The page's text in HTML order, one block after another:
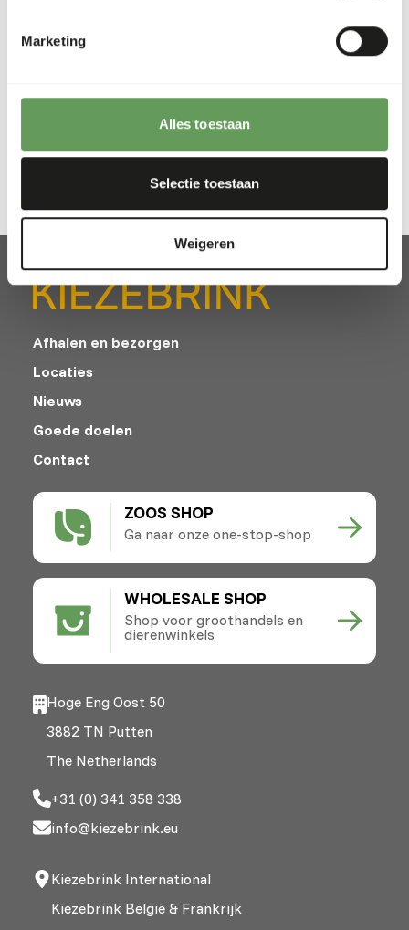
Marketing
Alles toestaan
Selectie toestaan
Weigeren
Eiwit
0,4%
Energie
ZOOS SHOP
Ga naar onze one-stop-shop
WHOLESALE SHOP
Shop voor groothandels en
dierenwinkels
Afhalen en bezorgen
Locaties
Nieuws
Goede doelen
Contact
Hoge Eng Oost 50
3882 TN Putten
The Netherlands
+31 (0) 341 358 338
info@kiezebrink.eu
Kiezebrink International
Kiezebrink België & Frankrijk